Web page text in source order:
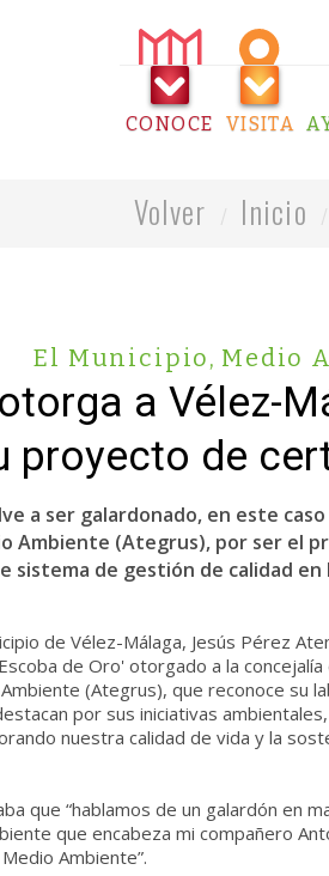
CONOCE VISITA
Volver Inicio
El Municipio, Medio
a Vélez-
proyecto de
a ser galardonado, en este
Ambiente (Ategrus), por ser el
sistema de gestión de calidad
de Vélez-Málaga, Jesús Pérez
de Oro' otorgado a la
(Ategrus), que reconoce su
por sus iniciativas
nuestra calidad de vida y la
que “hablamos de un galardón en
que encabeza mi compañero
Ambiente”.